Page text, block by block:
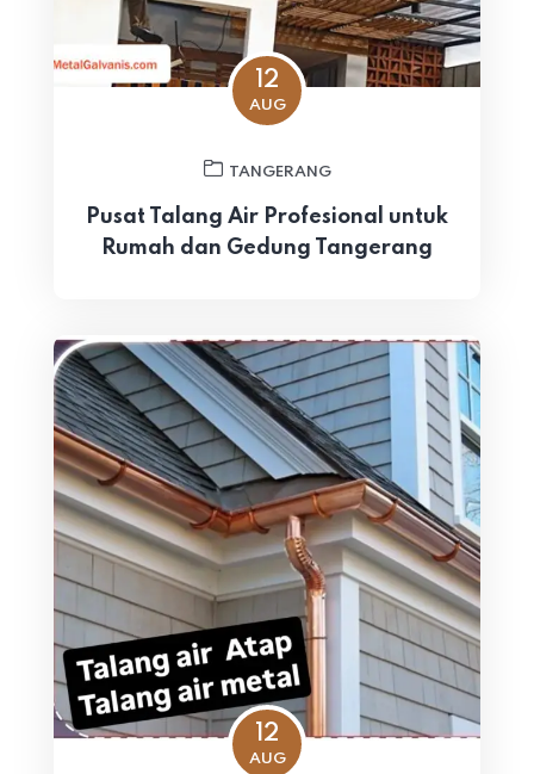
12
AUG
TANGERANG
Pusat Talang Air Profesional untuk
Rumah dan Gedung Tangerang
12
AUG